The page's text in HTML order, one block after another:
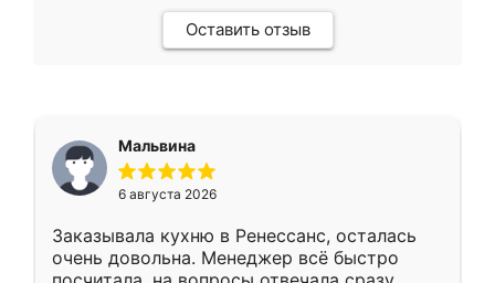
Оставить отзыв
Мальвина
6 августа 2026
Заказывала кухню в Ренессанс, осталась
очень довольна. Менеджер всё быстро